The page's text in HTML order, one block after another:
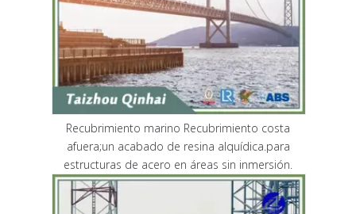
Recubrimiento marino Recubrimiento costa
afuera;un acabado de resina alquídica.para
estructuras de acero en áreas sin inmersión.